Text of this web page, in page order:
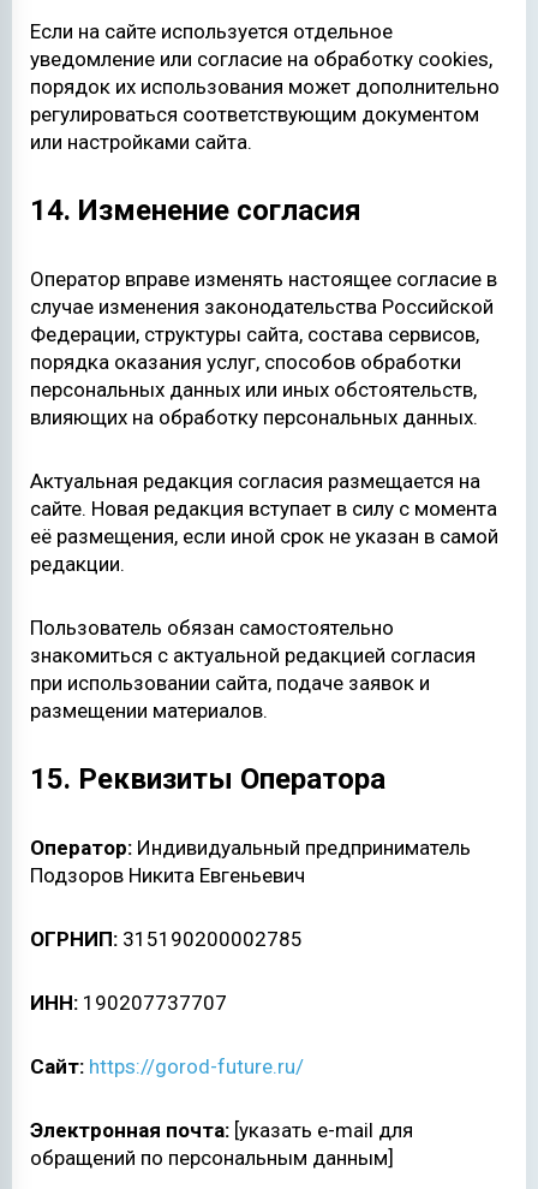
Если на сайте используется отдельное
уведомление или согласие на обработку cookies,
порядок их использования может дополнительно
регулироваться соответствующим документом
или настройками сайта.
14. Изменение согласия
Оператор вправе изменять настоящее согласие в
случае изменения законодательства Российской
Федерации, структуры сайта, состава сервисов,
порядка оказания услуг, способов обработки
персональных данных или иных обстоятельств,
влияющих на обработку персональных данных.
Актуальная редакция согласия размещается на
сайте. Новая редакция вступает в силу с момента
её размещения, если иной срок не указан в самой
редакции.
Пользователь обязан самостоятельно
знакомиться с актуальной редакцией согласия
при использовании сайта, подаче заявок и
размещении материалов.
15. Реквизиты Оператора
Оператор: Индивидуальный предприниматель
Подзоров Никита Евгеньевич
ОГРНИП: 315190200002785
ИНН: 190207737707
Сайт: https://gorod-future.ru/
Электронная почта: [указать e-mail для
обращений по персональным данным]